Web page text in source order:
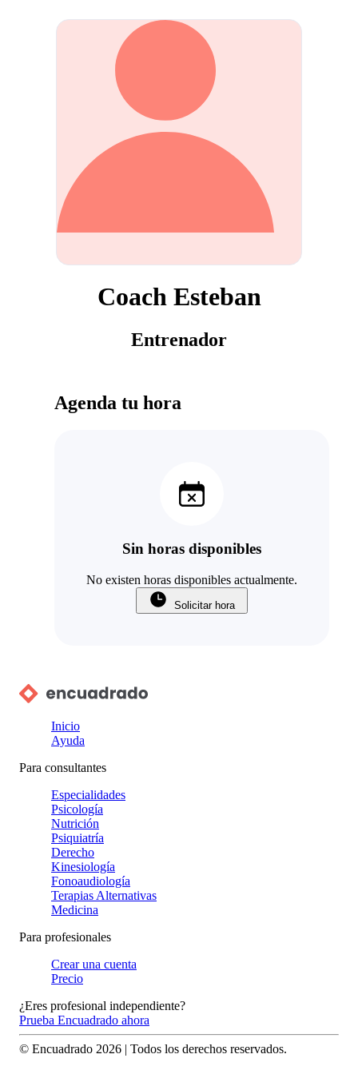
Coach Esteban
Entrenador
Agenda tu hora
Sin horas disponibles
No existen horas disponibles actualmente.
Solicitar hora
Inicio
Ayuda
Para consultantes
Especialidades
Psicología
Nutrición
Psiquiatría
Derecho
Kinesiología
Fonoaudiología
Terapias Alternativas
Medicina
Para profesionales
Crear una cuenta
Precio
¿Eres profesional independiente?
Prueba Encuadrado ahora
© Encuadrado 2026 | Todos los derechos reservados.